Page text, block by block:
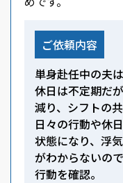
ご依頼内容
単身赴任中の夫
休日は不定期だ
減り、シフトの
日々の行動や休
状態になり、浮
がわからないの
行動を確認。